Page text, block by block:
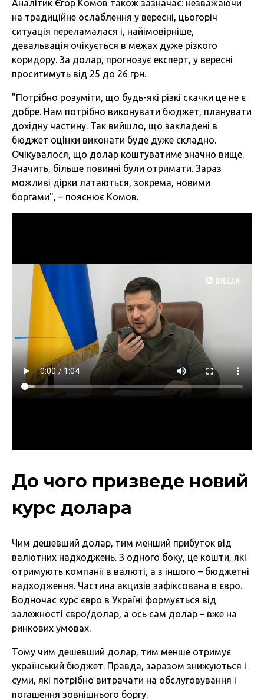
Аналітик Єгор Комов також зазначає: незважаючи
на традиційне ослаблення у вересні, цьогоріч
ситуація переламалася і, найімовірніше,
девальвація очікується в межах дуже різкого
коридору. За долар, прогнозує експерт, у вересні
проситимуть від 25 до 26 грн.
"Потрібно розуміти, що будь-які різкі скачки це не є
добре. Нам потрібно виконувати бюджет, планувати
дохідну частину. Так вийшло, що закладені в
бюджет оцінки виконати буде дуже складно.
Очікувалося, що долар коштуватиме значно вище.
Значить, більше повинні були отримати. Зараз
можливі дірки латаються, зокрема, новими
боргами", – пояснює Комов.
До чого призведе новий
курс долара
Чим дешевший долар, тим менший прибуток від
валютних надходжень. З одного боку, це кошти, які
отримують компанії в валюті, а з іншого – бюджетні
надходження. Частина акцизів зафіксована в євро.
Водночас курс євро в Україні формується від
залежності євро/долар, а ось сам долар – вже на
ринкових умовах.
Тому чим дешевший долар, тим менше отримує
український бюджет. Правда, заразом знижуються і
суми, які потрібно витрачати на обслуговування і
погашення зовнішнього боргу.